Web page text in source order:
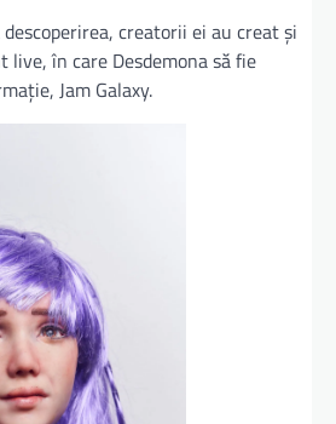
creatorii ei au creat și
live, în care Desdemona să fie
Jam Galaxy.